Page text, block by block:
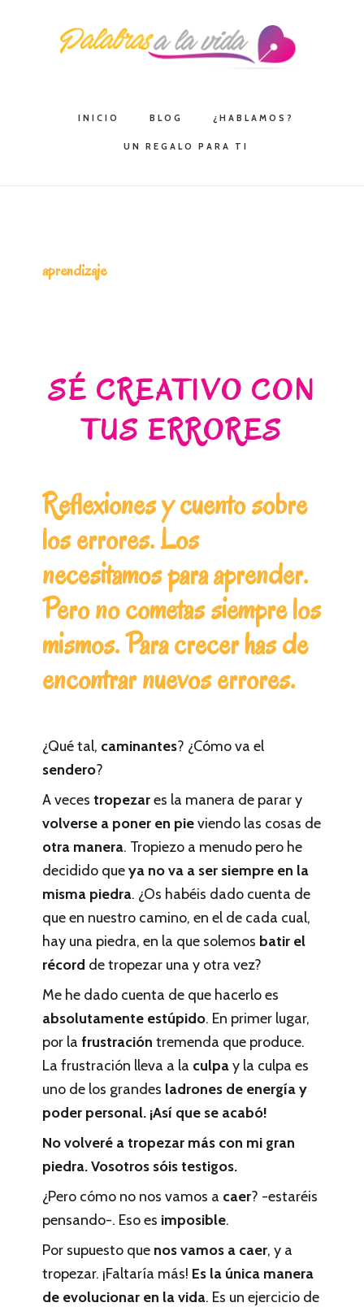
contenido
INICIO BLOG ¿HABLAMOS?
UN REGALO PARA TI
aprendizaje
SÉ CREATIVO CON
TUS ERRORES
Reflexiones y cuento sobre
los errores. Los
necesitamos para aprender.
Pero no cometas siempre los
mismos. Para crecer has de
encontrar nuevos errores.
¿Qué tal, caminantes? ¿Cómo va el
sendero?
A vecestropezares la manera de parar y
volverse a poner en pieviendo las cosas de
otra manera. Tropiezo a menudo pero he
decidido queya no va a ser siempre en la
misma piedra. ¿Os habéis dado cuenta de
que en nuestro camino, en el de cada cual,
hay una piedra, en la que solemos batir el
récord de tropezar una y otra vez?
Me he dado cuenta de que hacerlo es
absolutamente estúpido. En primer lugar,
por lafrustración tremenda que produce.
La frustración lleva a la culpay la culpa es
uno de los grandes ladrones de energía y
poder personal. ¡Así que se acabó!
No volveré a tropezar más con mi gran
piedra. Vosotros sóis testigos.
¿Pero cómo no nos vamos a caer? -estaréis
pensando-. Eso es imposible.
Por supuesto que nos vamos a caer, y a
tropezar. ¡Faltaría más! Es la única manera
de evolucionar en la vida. Es un ejercicio de